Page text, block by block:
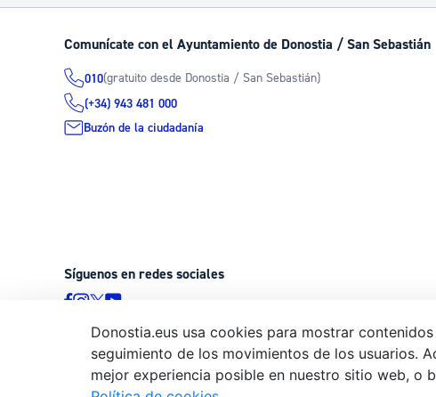
Comunícate con el Ayuntamiento de Donostia / San Sebastián
010(gratuito desde Donostia / San Sebastián)
(+34) 943 481 000
Buzón de la ciudadanía
Síguenos en redes sociales
© Donostiako Udala - Ayuntamiento de Donostia / San Sebastián
20003 Donostia / San Sebastián
Donostia.eus usa cookies para mostrar
seguimiento de los movimientos de los usuarios.
mejor experiencia posible en nuestro sitio web, o